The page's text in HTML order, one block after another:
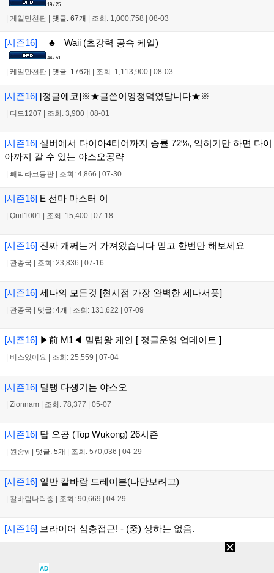
19 / 25
| 케일만천판 | 댓글: 67개 | 조회: 1,000,758 | 08-03
[시즌16] ♣ Waii (초강력 공속 케일)
44 / 51
케일만천판 댓글: 176개 조회: 1,113,900 08-03
[시즌16] [정글에코]※★글쓴이영정먹었답니다★※
디드1207 조회: 3,900 08-01
[시즌16] 실버에서 다이아4티어까지 승률 72%, 익히기만 하면 다이
아까지 갈 수 있는 야스오공략
빼박라코등판 조회: 4,866 07-30
[시즌16] E 선마 마스터 이
Qnrl1001 조회: 15,400 07-18
[시즌16] 진짜 개쩌는거 가져왔습니다 믿고 한번만 해보세요
관종국 조회: 23,836 07-16
[시즌16] 세나의 모든것 [현시점 가장 완벽한 세나서폿]
관종국 댓글: 4개 조회: 131,622 07-09
[시즌16] ▶前 M1◀ 밀렵왕 케인 [ 정글운영 업데이트 ]
버스있어요 조회: 25,559 07-04
[시즌16] 딜탱 다챙기는 야스오
Zionnam 조회: 78,377 05-07
[시즌16] 탑 오공 (Top Wukong) 26시즌
원숭yi 댓글: 5개 조회: 570,036 04-29
[시즌16] 일반 칼바람 드레이븐(나만보려고)
칼바람나락중 조회: 90,669 04-29
[시즌16] 브라이어 심층접근! - (중) 상하는 없음.
AD